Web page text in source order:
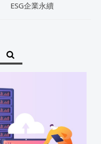
ESG企業永續